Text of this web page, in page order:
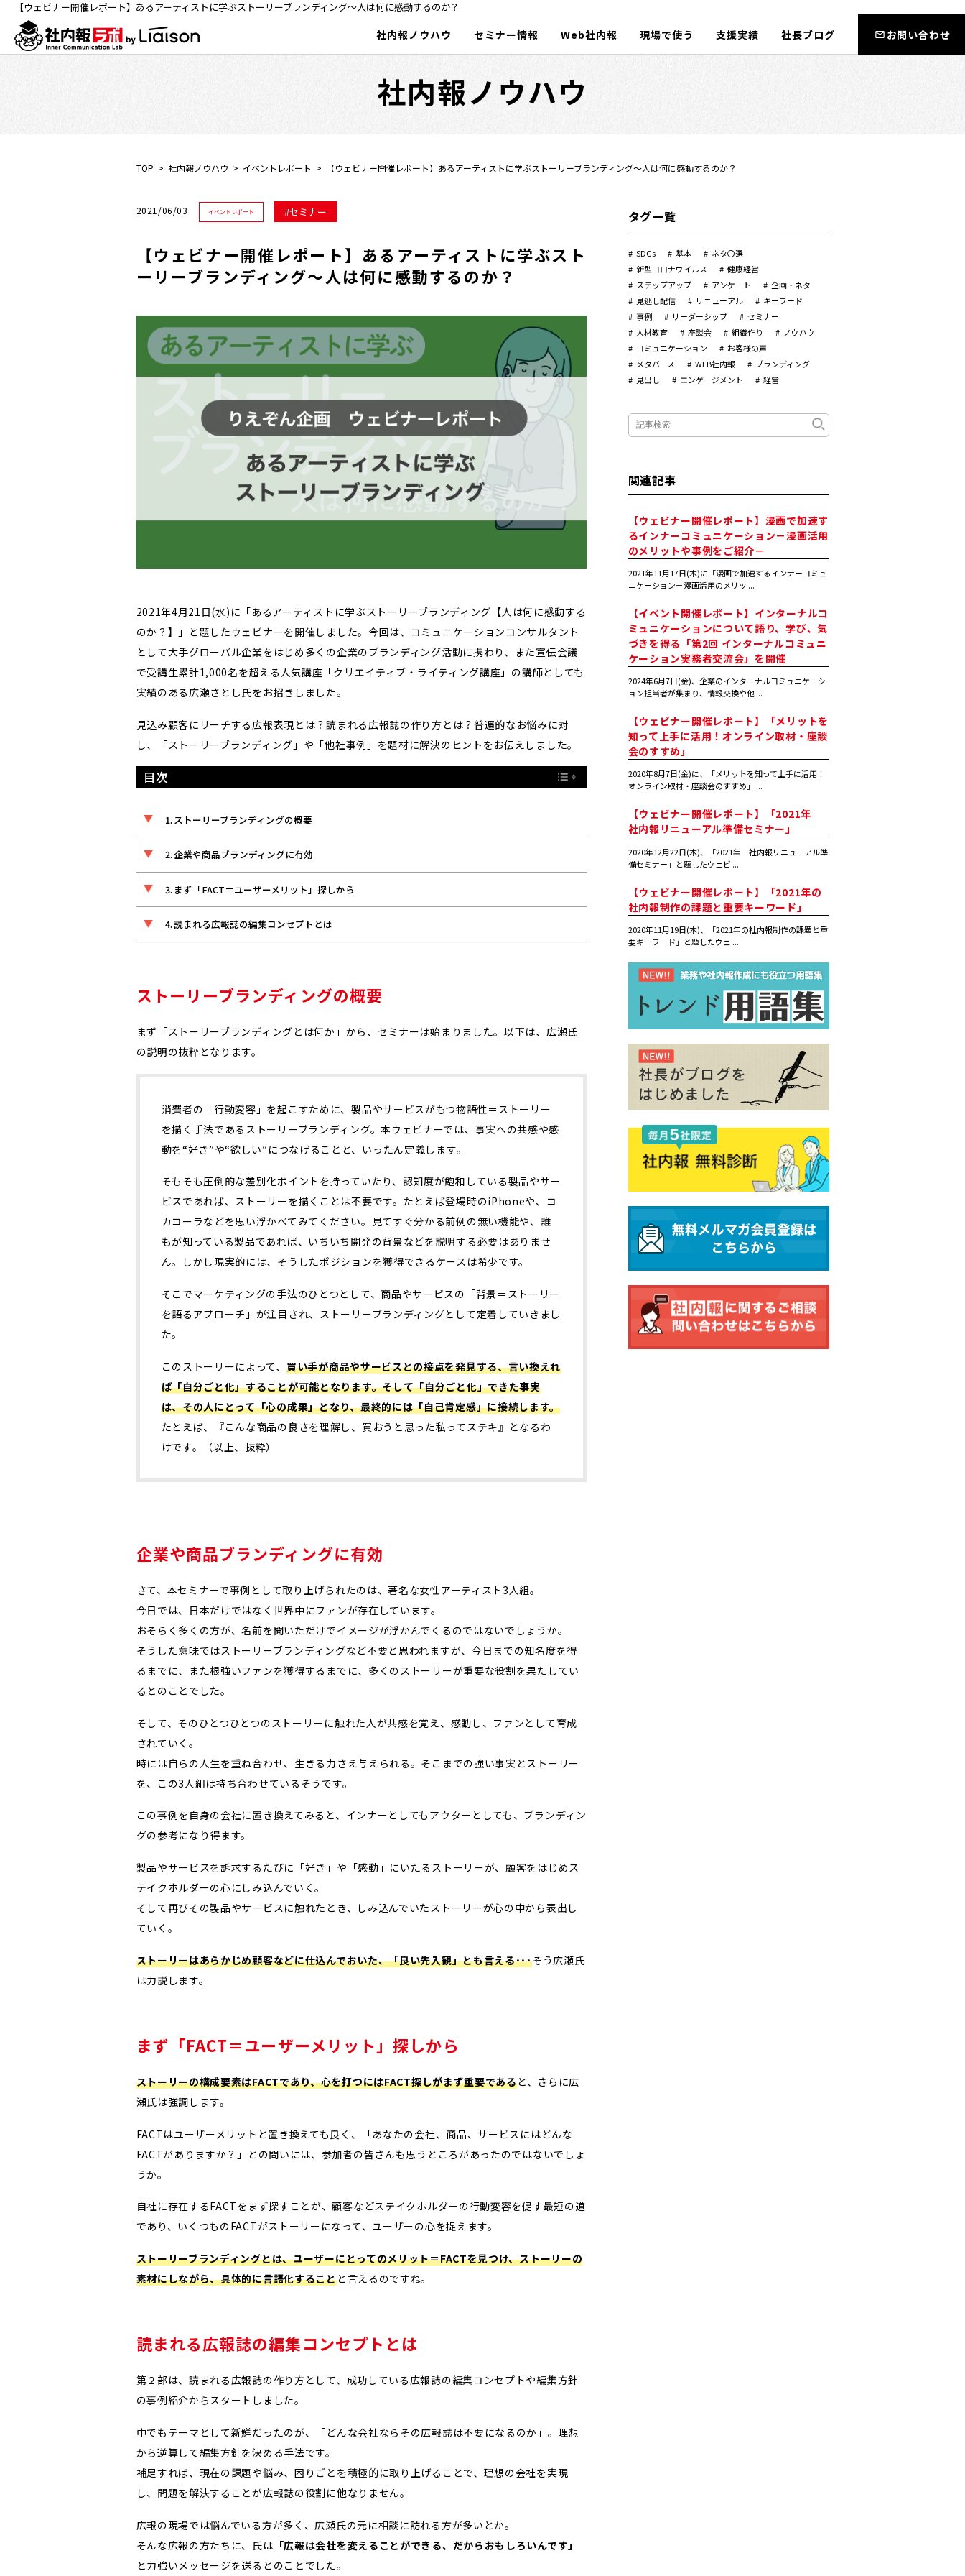
【ウェビナー開催レポート】あるアーティストに学ぶストーリーブランディング〜人は何に感動するのか？
社内報ノウハウ セミナー情報 Web社内報 現場で使う 支援実績 社長ブログ お問い合わせ
社内報ノウハウ
TOP 社内報ノウハウ イベントレポート 【ウェビナー開催レポート】あるアーティストに学ぶストーリーブランディング〜人は何に感動するのか？
2021/06/03 イベントレポート セミナー
【ウェビナー開催レポート】あるアーティストに学ぶスト
ーリーブランディング〜人は何に感動するのか？
2021年4月21日(水)に「あるアーティストに学ぶストーリーブランディング【人は何に感動する
のか？】」と題したウェビナーを開催しました。今回は、コミュニケーションコンサルタント
として大手グローバル企業をはじめ多くの企業のブランディング活動に携わり、また宣伝会議
で受講生累計1,000名を超える人気講座「クリエイティブ・ライティング講座」の講師としても
実績のある広瀬さとし氏をお招きしました。
見込み顧客にリーチする広報表現とは？読まれる広報誌の作り方とは？普遍的なお悩みに対
し、「ストーリーブランディング」や「他社事例」を題材に解決のヒントをお伝えしました。
目次
ストーリーブランディングの概要
企業や商品ブランディングに有効
まず「FACT＝ユーザーメリット」探しから
読まれる広報誌の編集コンセプトとは
ストーリーブランディングの概要
まず「ストーリーブランディングとは何か」から、セミナーは始まりました。以下は、広瀬氏
の説明の抜粋となります。
消費者の「行動変容」を起こすために、製品やサービスがもつ物語性＝ストーリー
を描く手法であるストーリーブランディング。本ウェビナーでは、事実への共感や感
動を“好き”や“欲しい”につなげることと、いったん定義します。
そもそも圧倒的な差別化ポイントを持っていたり、認知度が飽和している製品やサー
ビスであれば、ストーリーを描くことは不要です。たとえば登場時のiPhoneや、コ
カコーラなどを思い浮かべてみてください。見てすぐ分かる前例の無い機能や、誰
もが知っている製品であれば、いちいち開発の背景などを説明する必要はありませ
ん。しかし現実的には、そうしたポジションを獲得できるケースは希少です。
そこでマーケティングの手法のひとつとして、商品やサービスの「背景＝ストーリー
を語るアプローチ」が注目され、ストーリーブランディングとして定着していきまし
た。
このストーリーによって、 買い手が商品やサービスとの接点を発見する、言い換えれ
ば「自分ごと化」することが可能となります。そして「自分ごと化」できた事実
は、その人にとって「心の成果」となり、最終的には「自己肯定感」に接続します。
たとえば、『こんな商品の良さを理解し、買おうと思った私ってステキ』となるわ
けです。（以上、抜粋）
企業や商品ブランディングに有効
さて、本セミナーで事例として取り上げられたのは、著名な女性アーティスト3人組。
今日では、日本だけではなく世界中にファンが存在しています。
おそらく多くの方が、名前を聞いただけでイメージが浮かんでくるのではないでしょうか。
そうした意味ではストーリーブランディングなど不要と思われますが、今日までの知名度を得
るまでに、また根強いファンを獲得するまでに、多くのストーリーが重要な役割を果たしてい
るとのことでした。
そして、そのひとつひとつのストーリーに触れた人が共感を覚え、感動し、ファンとして育成
されていく。
時には自らの人生を重ね合わせ、生きる力さえ与えられる。そこまでの強い事実とストーリー
を、この3人組は持ち合わせているそうです。
この事例を自身の会社に置き換えてみると、インナーとしてもアウターとしても、ブランディン
グの参考になり得ます。
製品やサービスを訴求するたびに「好き」や「感動」にいたるストーリーが、顧客をはじめス
テイクホルダーの心にしみ込んでいく。
そして再びその製品やサービスに触れたとき、しみ込んでいたストーリーが心の中から表出し
ていく。
ストーリーはあらかじめ顧客などに仕込んでおいた、「良い先入観」とも言える･･･そう広瀬氏
は力説します。
まず「FACT＝ユーザーメリット」探しから
ストーリーの構成要素はFACTであり、心を打つにはFACT探しがまず重要であると、さらに広
瀬氏は強調します。
FACTはユーザーメリットと置き換えても良く、「あなたの会社、商品、サービスにはどんな
FACTがありますか？」との問いには、参加者の皆さんも思うところがあったのではないでしょ
うか。
自社に存在するFACTをまず探すことが、顧客などステイクホルダーの行動変容を促す最短の道
であり、いくつものFACTがストーリーになって、ユーザーの心を捉えます。
ストーリーブランディングとは、ユーザーにとってのメリット＝FACTを見つけ、ストーリーの
素材にしながら、具体的に言語化することと言えるのですね。
読まれる広報誌の編集コンセプトとは
第２部は、読まれる広報誌の作り方として、成功している広報誌の編集コンセプトや編集方針
の事例紹介からスタートしました。
中でもテーマとして新鮮だったのが、「どんな会社ならその広報誌は不要になるのか」。理想
から逆算して編集方針を決める手法です。
補足すれば、現在の課題や悩み、困りごとを積極的に取り上げることで、理想の会社を実現
し、問題を解決することが広報誌の役割に他なりません。
広報の現場では悩んでいる方が多く、広瀬氏の元に相談に訪れる方が多いとか。
そんな広報の方たちに、氏は 「広報は会社を変えることができる、だからおもしろいんです」
と力強いメッセージを送るとのことでした。
タグ一覧
SDGs 基本
ネタ〇選
新型コロナウイルス
健康経営
ステップアップ
アンケート
企画・ネタ
見逃し配信
リニューアル
キーワード
事例
リーダーシップ
セミナー
人材教育
座談会 組織作り
ノウハウ
コミュニケーション
お客様の声
メタバース
WEB社内報
ブランディング
見出し
エンゲージメント 経営
関連記事
【ウェビナー開催レポート】漫画で加速す
るインナーコミュニケーション－漫画活用
のメリットや事例をご紹介－
2021年11月17日(木)に「漫画で加速するインナーコミュ
ニケーション－漫画活用のメリッ ...
【イベント開催レポート】インターナルコ
ミュニケーションについて語り、学び、気
づきを得る「第2回 インターナルコミュニ
ケーション実務者交流会」を開催
2024年6月7日(金)、企業のインターナルコミュニケーシ
ョン担当者が集まり、情報交換や他 ...
【ウェビナー開催レポート】「メリットを
知って上手に活用！オンライン取材・座談
会のすすめ」
2020年8月7日(金)に、「メリットを知って上手に活用！
オンライン取材・座談会のすすめ」 ...
【ウェビナー開催レポート】「2021年
社内報リニューアル準備セミナー」
2020年12月22日(木)、「2021年 社内報リニューアル準
備セミナー」と題したウェビ ...
【ウェビナー開催レポート】「2021年の
社内報制作の課題と重要キーワード」
2020年11月19日(木)、「2021年の社内報制作の課題と重
要キーワード」と題したウェ ...